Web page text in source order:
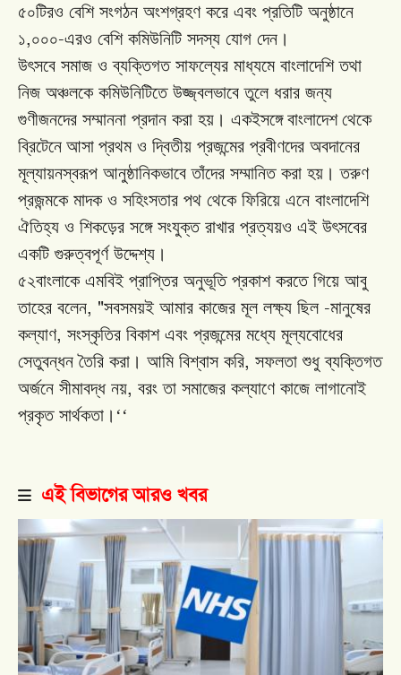
৫০টিরও বেশি সংগঠন অংশগ্রহণ করে এবং প্রতিটি অনুষ্ঠানে
১,০০০-এরও বেশি কমিউনিটি সদস্য যোগ দেন।
উৎসবে সমাজ ও ব্যক্তিগত সাফল্যের মাধ্যমে বাংলাদেশি তথা
নিজ অঞ্চলকে কমিউনিটিতে উজ্জ্বলভাবে তুলে ধরার জন্য
গুণীজনদের সম্মাননা প্রদান করা হয়। একইসঙ্গে বাংলাদেশ থেকে
ব্রিটেনে আসা প্রথম ও দ্বিতীয় প্রজন্মের প্রবীণদের অবদানের
মূল্যায়নস্বরূপ আনুষ্ঠানিকভাবে তাঁদের সম্মানিত করা হয়। তরুণ
প্রজন্মকে মাদক ও সহিংসতার পথ থেকে ফিরিয়ে এনে বাংলাদেশি
ঐতিহ্য ও শিকড়ের সঙ্গে সংযুক্ত রাখার প্রত্যয়ও এই উৎসবের
একটি গুরুত্বপূর্ণ উদ্দেশ্য।
৫২বাংলাকে এমবিই প্রাপ্তির অনুভূতি প্রকাশ করতে গিয়ে আবু
তাহের বলেন, "সবসময়ই আমার কাজের মূল লক্ষ্য ছিল-মানুষের
কল্যাণ, সংস্কৃতির বিকাশ এবং প্রজন্মের মধ্যে মূল্যবোধের
সেতুবন্ধন তৈরি করা। আমি বিশ্বাস করি, সফলতা শুধু ব্যক্তিগত
অর্জনে সীমাবদ্ধ নয়, বরং তা সমাজের কল্যাণে কাজে লাগানোই
প্রকৃত সার্থকতা।‘‘
এই বিভাগের আরও খবর